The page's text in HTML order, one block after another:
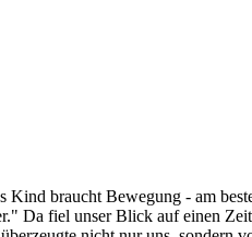
Kind braucht Bewegung - am
Da fiel unser Blick auf einen